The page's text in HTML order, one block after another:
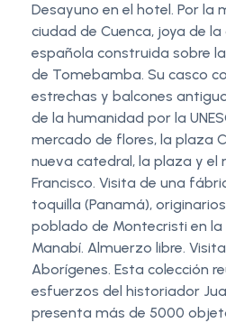
Desayuno en el hotel. Por la
ciudad de Cuenca, joya de
española construida sobre
de Tomebamba. Su casco
estrechas y balcones
de la humanidad por la
mercado de flores, la plaza
nueva catedral, la plaza y el
Francisco. Visita de una
toquilla (Panamá),
poblado de Montecristi en
Manabí. Almuerzo libre.
Aborígenes. Esta colección
esfuerzos del historiador
presenta más de 5000